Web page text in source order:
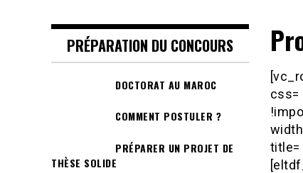
Cycledoctoral.ma –
1er portail dédié
aux chercheurs et
doctorants
marocains
css=
title=
PRÉPARATION DU CONCOURS
DOCTORAT AU MAROC
COMMENT POSTULER ?
PRÉPARER UN PROJET DE
THÈSE SOLIDE